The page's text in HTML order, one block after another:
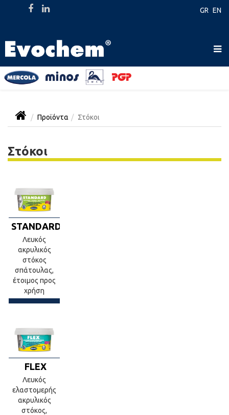
GR EN
Προϊόντα Στόκοι
Στόκοι
STANDARD
Λευκός
ακρυλικός
στόκος
σπάτουλας,
έτοιμος προς
χρήση
FLEX
Λευκός
ελαστομερής
ακρυλικός
στόκος,